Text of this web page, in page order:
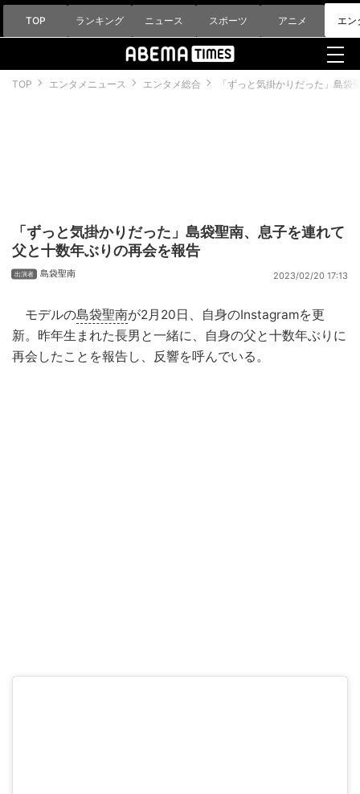
TOP ランキング ニュース スポーツ アニメ エン
TOP エンタメニュース エンタメ総合 「ずっと気掛かりだった」島
「ずっと気掛かりだった」島袋聖南、息子を連れて
父と十数年ぶりの再会を報告
島袋聖南 2023/02/20 17:13
モデルの島袋聖南が2月20日、自身のInstagramを更
新。昨年生まれた長男と一緒に、自身の父と十数年ぶりに
再会したことを報告し、反響を呼んでいる。